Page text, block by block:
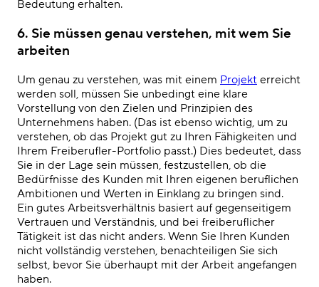
Bedeutung erhalten.
6. Sie müssen genau verstehen, mit wem Sie
arbeiten
Um genau zu verstehen, was mit einem Projekt erreicht
werden soll, müssen Sie unbedingt eine klare
Vorstellung von den Zielen und Prinzipien des
Unternehmens haben. (Das ist ebenso wichtig, um zu
verstehen, ob das Projekt gut zu Ihren Fähigkeiten und
Ihrem Freiberufler-Portfolio passt.) Dies bedeutet, dass
Sie in der Lage sein müssen, festzustellen, ob die
Bedürfnisse des Kunden mit Ihren eigenen beruflichen
Ambitionen und Werten in Einklang zu bringen sind.
Ein gutes Arbeitsverhältnis basiert auf gegenseitigem
Vertrauen und Verständnis, und bei freiberuflicher
Tätigkeit ist das nicht anders. Wenn Sie Ihren Kunden
nicht vollständig verstehen, benachteiligen Sie sich
selbst, bevor Sie überhaupt mit der Arbeit angefangen
haben.